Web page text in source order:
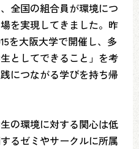
全国の組合員が環境につ
を実現してきました。昨
を大阪大学で開催し、多
としてできること」を考
につながる学びを持ち帰
の環境に対する関心は低
るゼミやサークルに所属